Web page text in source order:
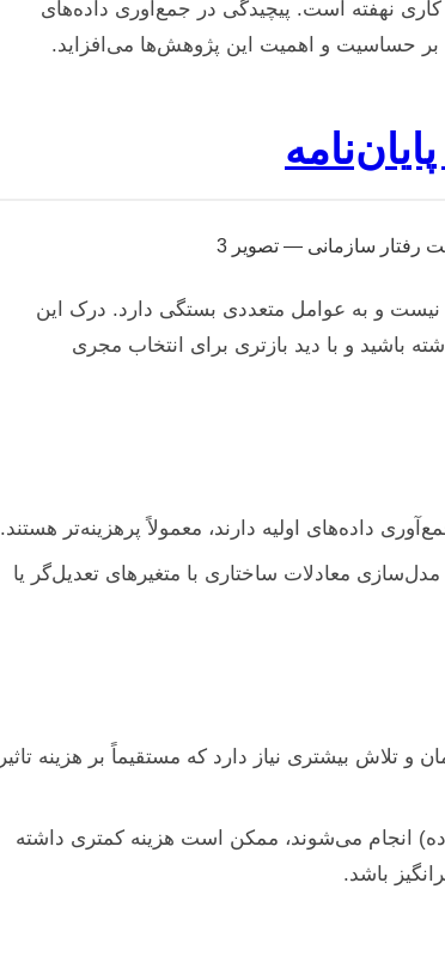
کاری نهفته است. پیچیدگی در جمع‌آوری داده‌های
بر حساسیت و اهمیت این پژوهش‌ها می‌افزاید.
و به عوامل متعددی بستگی دارد. درک این
باشید و با دید بازتری برای انتخاب مجری
داده‌های اولیه دارند، معمولاً پرهزینه‌تر هستند.
معادلات ساختاری با متغیرهای تعدیل‌گر یا
تلاش بیشتری نیاز دارد که مستقیماً بر هزینه تاثیر
انجام می‌شوند، ممکن است هزینه کمتری داشته
باشد.